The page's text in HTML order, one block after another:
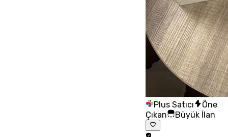
Plus Satıcı
Öne
Çıkan
Büyük İlan